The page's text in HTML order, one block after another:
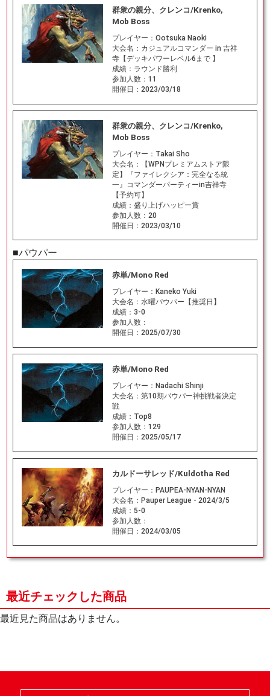
群衆の親分、クレンコ/Krenko,
Mob Boss
プレイヤー： Ootsuka Naoki
大会名： カジュアルコマンダー in 吉祥
寺【デッキパワーレベル6まで 】
成績： ラウンド勝利
参加人数： 11
開催日： 2023/03/18
群衆の親分、クレンコ/Krenko,
Mob Boss
プレイヤー： Takai Sho
大会名：
【WPNプレミアムストア限
定】『ファイレクシア：完全なる統
一』コマンダーパーティーin吉祥寺
【予約可】
成績： 盛り上げハッピー賞
参加人数： 20
開催日： 2023/03/10
■パウパー
赤単/Mono Red
プレイヤー： Kaneko Yuki
大会名： 水曜パウパー【推奨日】
成績： 3-0
参加人数：
開催日： 2025/07/30
赤単/Mono Red
プレイヤー： Nadachi Shinji
大会名： 第10期パウパー神挑戦者決定
戦
成績： Top8
参加人数： 129
開催日： 2025/05/17
カルドーサレッド/Kuldotha Red
プレイヤー： PAUPEA-NYAN-NYAN
大会名： Pauper League - 2024/3/5
成績： 5-0
参加人数：
開催日： 2024/03/05
最近チェックした商品
最近見た商品はありません。